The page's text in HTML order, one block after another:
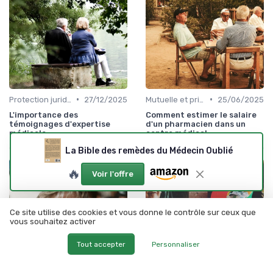
•
27/12/2025
L'importance des
témoignages d'expertise
médicale
•
25/06/2025
Comment estimer le salaire
d'un pharmacien dans un
centre médical
La Bible des remèdes du Médecin Oublié
🔥 Voir l'offre
Ce site utilise des cookies et vous donne le contrôle sur ceux que
vous souhaitez activer
Tout accepter Personnaliser